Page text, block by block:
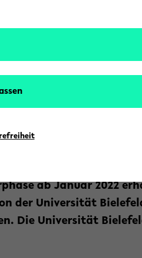
verlängert
und ihre eigene
ab Januar 2022
der Universität
Die Universität